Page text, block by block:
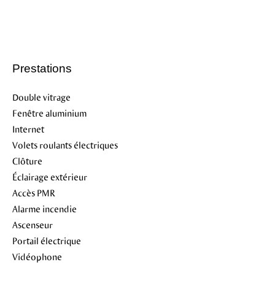
Prestations
Double vitrage
Fenêtre aluminium
Internet
Volets roulants électriques
Clôture
Éclairage extérieur
Accès PMR
Alarme incendie
Ascenseur
Portail électrique
Vidéophone